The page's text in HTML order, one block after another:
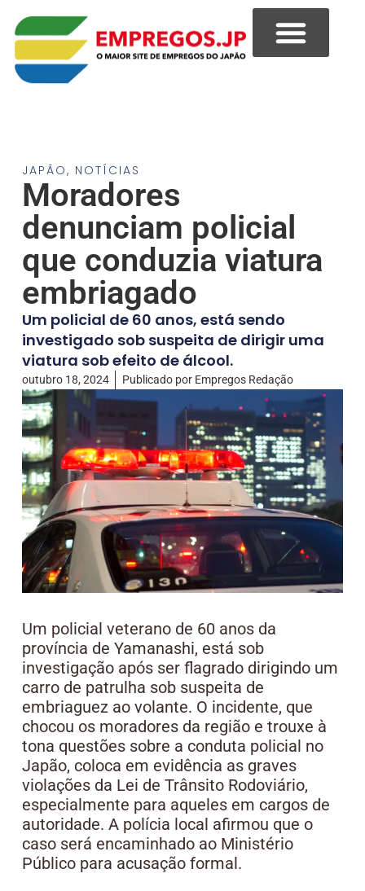
JAPÃO, NOTÍCIAS
Moradores
denunciam policial
que conduzia viatura
embriagado
Um policial de 60 anos, está sendo
investigado sob suspeita de dirigir uma
viatura sob efeito de álcool.
outubro 18, 2024 Publicado porEmpregos Redação
Um policial veterano de 60 anos da
província de Yamanashi, está sob
investigação após ser flagrado dirigindo um
carro de patrulha sob suspeita de
embriaguez ao volante. O incidente, que
chocou os moradores da região e trouxe à
tona questões sobre a conduta policial no
Japão, coloca em evidência as graves
violações da Lei de Trânsito Rodoviário,
especialmente para aqueles em cargos de
autoridade. A polícia local afirmou que o
caso será encaminhado ao Ministério
Público para acusação formal.